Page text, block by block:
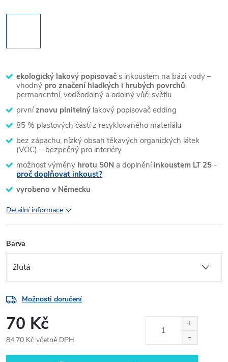
ekologický lakový popisovač s inkoustem na bázi vody –
vhodný pro značení hladkých i hrubých povrchů,
permanentní, voděodolný a odolný vůči světlu
prvníznovu plnitelný lakový popisovač edding
85 % plastových částí z recyklovaného materiálu
bez zápachu, nízký obsah těkavých organických látek
(VOC) – bezpečný pro interiéry
možnost výměny hrotu 50N a doplnění inkoustem LT 25 -
proč doplňovat inkoust?
vyrobeno v Německu
Detailní informace
Barva
Možnosti doručení
70 Kč
84,70 Kč včetně DPH